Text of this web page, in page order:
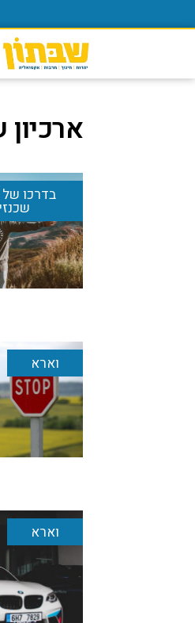
בדרכו
וארא
וארא